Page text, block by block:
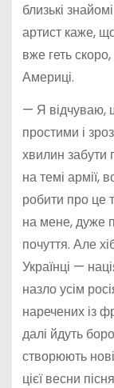
близькі
артист каже,
вже геть
Америці.
— Я відчуваю,
простими і
хвилин забути
на темі армії,
робити про це
на мене, дуже
почуття. Але
Українці —
назло усім
наречених із
далі йдуть
створюють
цієї весни